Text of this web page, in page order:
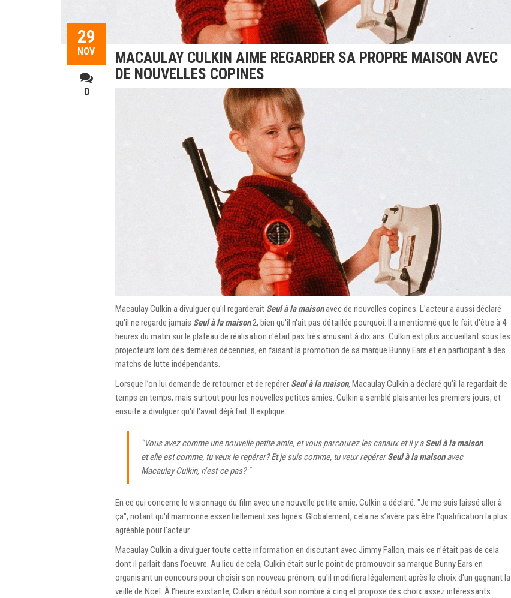
29
NOV
0
MACAULAY CULKIN AIME REGARDER SA PROPRE MAISON AVEC
DE NOUVELLES COPINES
Macaulay Culkin a divulguer qu'il regarderait Seul à la maisonavec de nouvelles copines. L'acteur a aussi déclaré
qu'il ne regarde jamais Seul à la maison2, bien qu'il n'ait pas détaillée pourquoi. Il a mentionné que le fait d'être à 4
heures du matin sur le plateau de réalisation n'était pas très amusant à dix ans. Culkin est plus accueillant sous les
projecteurs lors des dernières décennies, en faisant la promotion de sa marque Bunny Ears et en participant à des
matchs de lutte indépendants.
Lorsque l’on lui demande de retourner et de repérer Seul à la maison, Macaulay Culkin a déclaré qu'il la regardait de
temps en temps, mais surtout pour les nouvelles petites amies. Culkin a semblé plaisanter les premiers jours, et
ensuite a divulguer qu'il l'avait déjà fait. Il explique.
"Vous avez comme une nouvelle petite amie, et vous parcourez les canaux et il y aSeul à la maison
et elle est comme, tu veux le repérer? Et je suis comme, tu veux repérerSeul à la maisonavec
Macaulay Culkin, n'est-ce pas? "
En ce qui concerne le visionnage du film avec une nouvelle petite amie, Culkin a déclaré: "Je me suis laissé aller à
ça", notant qu'il marmonne essentiellement ses lignes. Globalement, cela ne s’avère pas être l'qualification la plus
agréable pour l'acteur.
Macaulay Culkin a divulguer toute cette information en discutant avec Jimmy Fallon, mais ce n’était pas de cela
dont il parlait dans l’oeuvre. Au lieu de cela, Culkin était sur le point de promouvoir sa marque Bunny Ears en
organisant un concours pour choisir son nouveau prénom, qu'il modifiera légalement après le choix d'un gagnant la
veille de Noël. À l’heure existante, Culkin a réduit son nombre à cinq et propose des choix assez intéressants.